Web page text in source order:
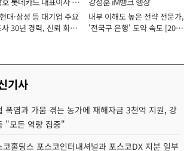
대·삼성 등 대기업 주요
사 30년 경력, 신뢰 회복
내부 이해도 높은 전략 전문가,
'전국구 은행' 도약 속도 [2026
기사
폭염과 가뭄 겪는 농가에 재해자금 3천억 지원, 강
"모든 역량 집중"
코홀딩스 포스코인터내셔널과 포스코DX 지분 일부